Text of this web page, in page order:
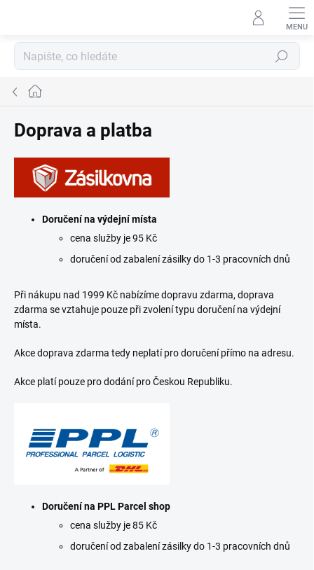
Hledat
Domů
Doprava a platba
Doručení na výdejní místa
cena služby je 95 Kč
doručení od zabalení zásilky do 1-3 pracovních dnů
Při nákupu nad 1999 Kč nabízíme dopravu zdarma, doprava
zdarma se vztahuje pouze při zvolení typu doručení na výdejní
místa.
Akce doprava zdarma tedy neplatí pro doručení přímo na adresu.
Akce platí pouze pro dodání pro Českou Republiku.
Doručení na PPL Parcel shop
cena služby je 85 Kč
doručení od zabalení zásilky do 1-3 pracovních dnů